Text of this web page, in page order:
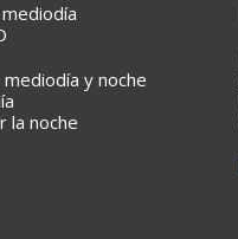
y noche
la noche